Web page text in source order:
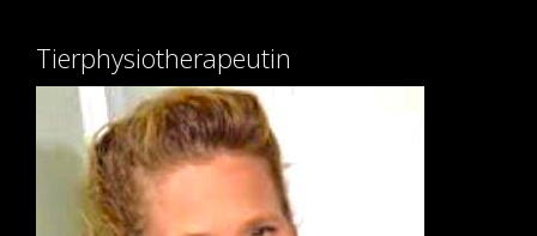
Tierphysiotherapeutin